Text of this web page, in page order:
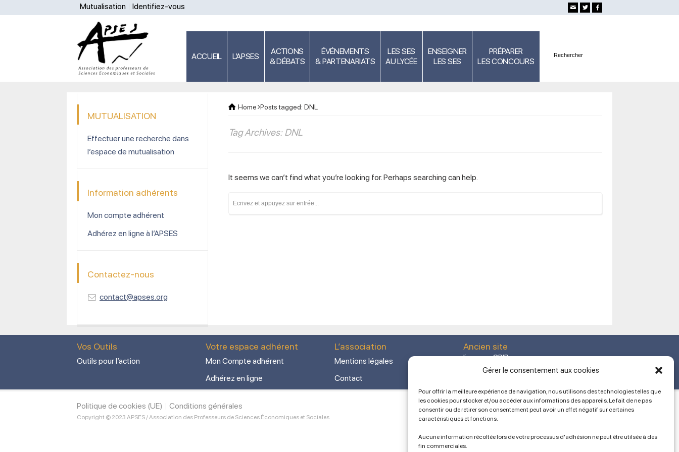
Gérer le consentement aux cookies
Pour offrir la meilleure expérience de navigation, nous utilisons des technologies telles que
les cookies pour stocker et/ou accéder aux informations des appareils. Le fait de ne pas
consentir ou de retirer son consentement peut avoir un effet négatif sur certaines
caractéristiques et fonctions.
Aucune information récoltée lors de votre processus d'adhésion ne peut être utilsée à des
fin commerciales.
Mutualisation Identifiez-vous
ACCUEIL L’APSES
ACTIONS
& DÉBATS
ÉVÉNEMENTS
& PARTENARIATS
LES SES
AU LYCÉE
ENSEIGNER
LES SES
PRÉPARER
LES CONCOURS
Home Posts tagged: DNL
Tag Archives: DNL
It seems we can’t find what you’re looking for. Perhaps searching can help.
MUTUALISATION
Effectuer une recherche dans
l’espace de mutualisation
Information adhérents
Mon compte adhérent
Adhérez en ligne à l’APSES
Contactez-nous
contact@apses.org
Vos Outils
Outils pour l’action
Votre espace adhérent
Mon Compte adhérent
Adhérez en ligne
L’association
Mentions légales
Contact
Ancien site
lien vers SPIP
Politique de cookies (UE) Conditions générales
Copyright © 2023 APSES / Association des Professeurs de Sciences Économiques et Sociales